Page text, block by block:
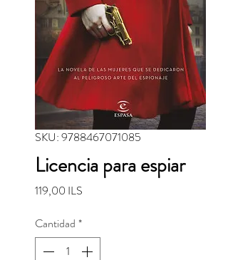
SKU: 9788467071085
Licencia para espiar
119,00 ILS
Cantidad *